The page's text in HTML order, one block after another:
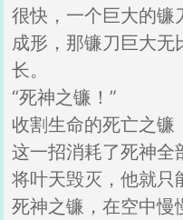
很快，一个巨大的镰
成形，那镰刀巨大无
长。
“死神之镰！”
收割生命的死亡之镰
这一招消耗了死神全
将叶天毁灭，他就只
死神之镰，在空中慢